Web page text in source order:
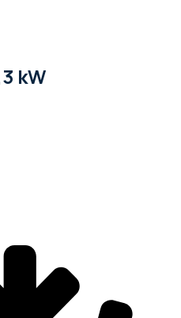
kW